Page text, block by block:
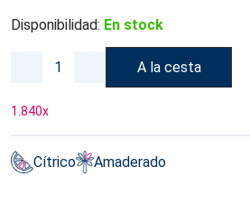
Disponibilidad: En stock
A la cesta
1.840x
Cítrico Amaderado